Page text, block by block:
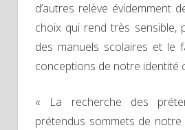
d’autres relève évidemment
choix qui rend très sensible,
des manuels scolaires et le
conceptions de notre identité
« La recherche des
prétendus sommets de